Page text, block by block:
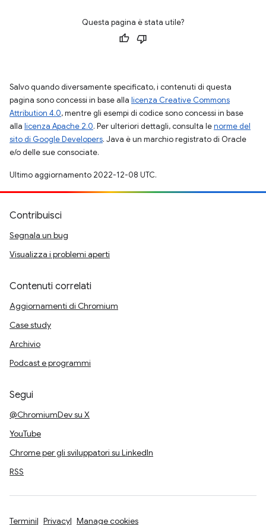
Questa pagina è stata utile?
Salvo quando diversamente specificato, i contenuti di questa
pagina sono concessi in base alla licenza Creative Commons
Attribution 4.0, mentre gli esempi di codice sono concessi in base
alla licenza Apache 2.0. Per ulteriori dettagli, consulta lenorme del
sito di Google Developers. Java è un marchio registrato di Oracle
e/o delle sue consociate.
Ultimo aggiornamento 2022-12-08 UTC.
Contribuisci
Segnala un bug
Visualizza i problemi aperti
Contenuti correlati
Aggiornamenti di Chromium
Case study
Archivio
Podcast e programmi
Segui
@ChromiumDev su X
YouTube
Chrome per gli sviluppatori su LinkedIn
RSS
Termini Privacy Manage cookies